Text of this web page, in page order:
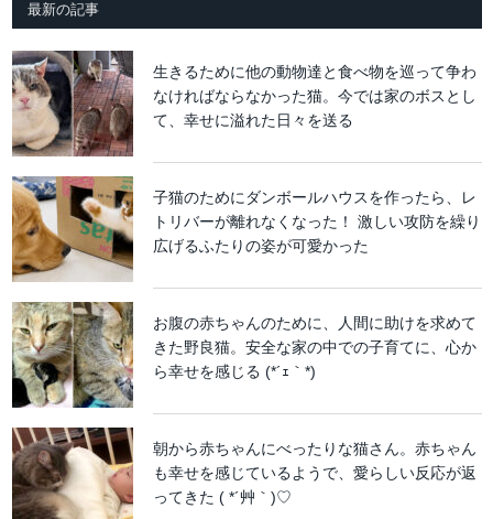
最新の記事
生きるために他の動物達と食べ物を巡って争わ
なければならなかった猫。今では家のボスとし
て、幸せに溢れた日々を送る
子猫のためにダンボールハウスを作ったら、レ
トリバーが離れなくなった！ 激しい攻防を繰り
広げるふたりの姿が可愛かった
お腹の赤ちゃんのために、人間に助けを求めて
きた野良猫。安全な家の中での子育てに、心か
ら幸せを感じる (*´ｪ｀*)
朝から赤ちゃんにべったりな猫さん。赤ちゃん
も幸せを感じているようで、愛らしい反応が返
ってきた ( *´艸｀)♡